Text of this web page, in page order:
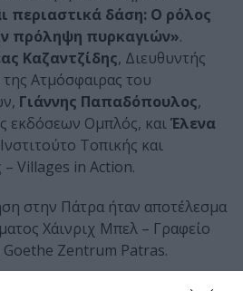
περιαστικά δάση: O ρόλος
πρόληψη πυρκαγιών».
Καζαντζίδης, Διευθυντής
Ατμόσφαιρας του
Γιάννης Παπαδόπουλος,
εκδόσεων Ομπλός, καιΈλενα
Τοπικής και
– Villages in Action.
στην Πάτρα ήταν αποτέλεσμα
Χάινριχ Μπελ – Γραφείο
Goethe Zentrum Patras.